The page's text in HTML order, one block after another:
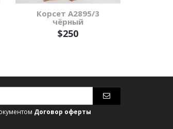
Корсет А2895/3
чёрный
$250
Договор оферты